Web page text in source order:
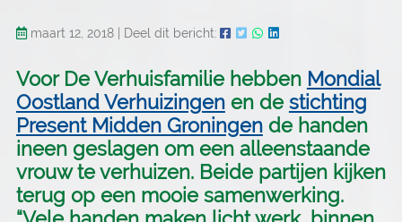
maart 12, 2018 Deel dit bericht:
Voor De Verhuisfamilie hebben Mondial
Oostland Verhuizingenen destichting
Present Midden Groningende handen
ineen geslagen om een alleenstaande
vrouw te verhuizen. Beide partijen kijken
terug op een mooie samenwerking.